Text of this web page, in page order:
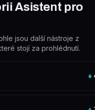
Asistent pro
jsou další nástroje z
stojí za prohlédnutí.